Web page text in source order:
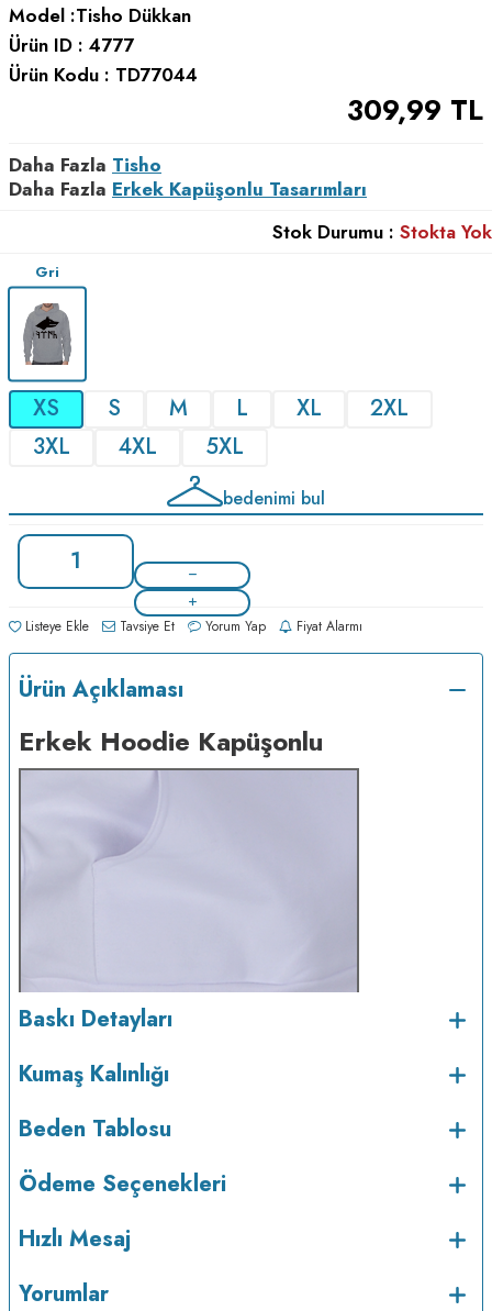
Model :Tisho Dükkan
Ürün ID : 4777
Ürün Kodu : TD77044
309,99 TL
Daha Fazla Tisho
Daha Fazla Erkek Kapüşonlu Tasarımları
Stok Durumu : Stokta Yok
Gri
XS S M L XL
2XL
3XL
4XL 5XL
bedenimi bul
Listeye Ekle Tavsiye Et Yorum Yap Fiyat Alarmı
Ürün Açıklaması
Erkek Hoodie Kapüşonlu
Baskı Detayları
Kumaş Kalınlığı
Beden Tablosu
Ödeme Seçenekleri
Hızlı Mesaj
Yorumlar